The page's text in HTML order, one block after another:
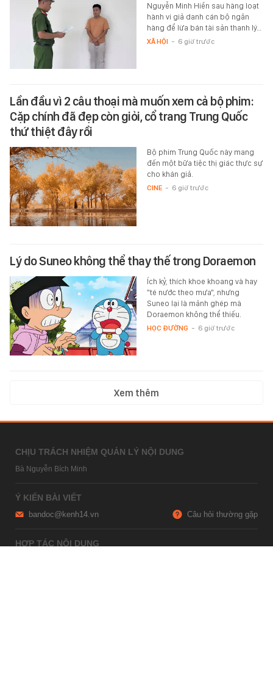
Nguyễn Minh Hiền sau hàng loạt
hành vi giả danh cán bộ ngân
hàng để lừa bán tài sản thanh lý…
XÃ HỘI - 6 giờ trước
Lần đầu vì 2 câu thoại mà muốn xem cả bộ phim:
Cặp chính đã đẹp còn giỏi, cổ trang Trung Quốc
thứ thiệt đây rồi
Bộ phim Trung Quốc này mang
đến một bữa tiệc thị giác thực sự
cho khán giả.
CINE - 6 giờ trước
Lý do Suneo không thể thay thế trong Doraemon
Ích kỷ, thích khoe khoang và hay
"té nước theo mưa", nhưng
Suneo lại là mảnh ghép mà
Doraemon không thể thiếu.
HỌC ĐƯỜNG - 6 giờ trước
Xem thêm
CHỊU TRÁCH NHIỆM QUẢN LÝ NỘI DUNG
Bà Nguyễn Bích Minh
Ý KIẾN BÀI VIẾT
bandoc@kenh14.vn Câu hỏi thường gặp
HỢP TÁC NỘI DUNG